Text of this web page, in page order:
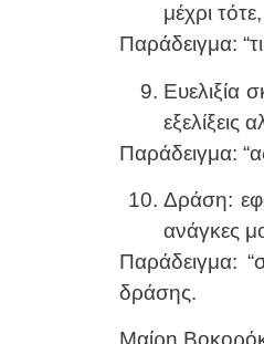
μέχρι
Παράδειγμα:
Ευελιξία
Παράδειγμα:
Δράση:
ανάγκες
Παράδειγμα:
δράσης.